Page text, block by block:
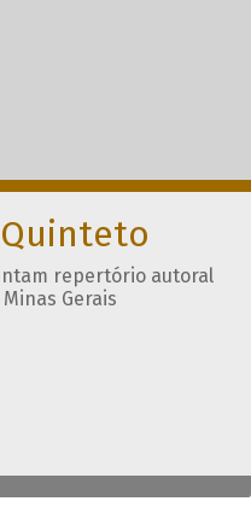
repertório autoral
Gerais